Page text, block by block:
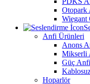
Otopark
Wiegant
Anfi Ürünleri
Anons
Mikserli
Güç
Hoparlör